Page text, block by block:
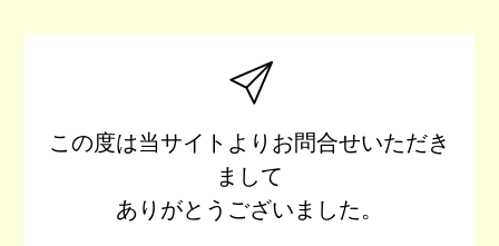
この度は当サイトよりお問合せいただき
まして
ありがとうございました。